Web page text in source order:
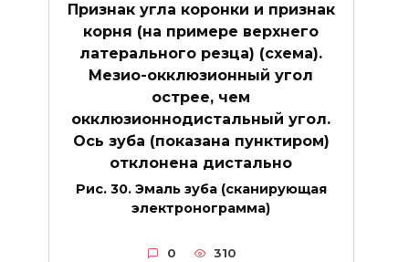
Признак угла коронки и признак
корня (на примере верхнего
латерального резца) (схема).
Мезио-окклюзионный угол
острее, чем
окклюзионнодистальный угол.
Ось зуба (показана пунктиром)
отклонена дистально
Рис. 30. Эмаль зуба (сканирующая
электронограмма)
0 310